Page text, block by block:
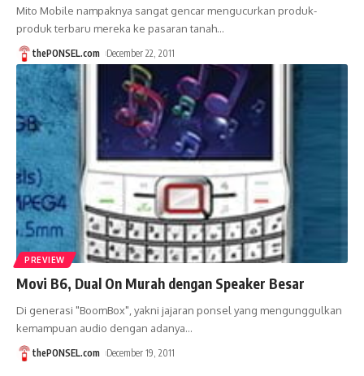
Mito Mobile nampaknya sangat gencar mengucurkan produk-
produk terbaru mereka ke pasaran tanah…
thePONSEL.com December 22, 2011
PREVIEW
Movi B6, Dual On Murah dengan Speaker Besar
Di generasi "BoomBox", yakni jajaran ponsel yang mengunggulkan
kemampuan audio dengan adanya…
thePONSEL.com December 19, 2011